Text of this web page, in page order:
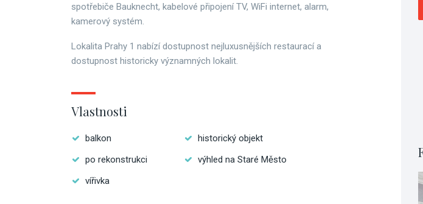
spotřebiče Bauknecht, kabelové připojení TV, WiFi internet, alarm,
kamerový systém.
Lokalita Prahy 1 nabízí dostupnost nejluxusnějších restaurací a
dostupnost historicky významných lokalit.
Vlastnosti
balkon
historický objekt
po rekonstrukci
výhled na Staré Město
vířivka